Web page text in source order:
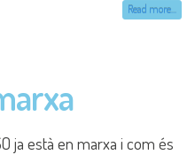
Read more...
ja està en marxa i com és